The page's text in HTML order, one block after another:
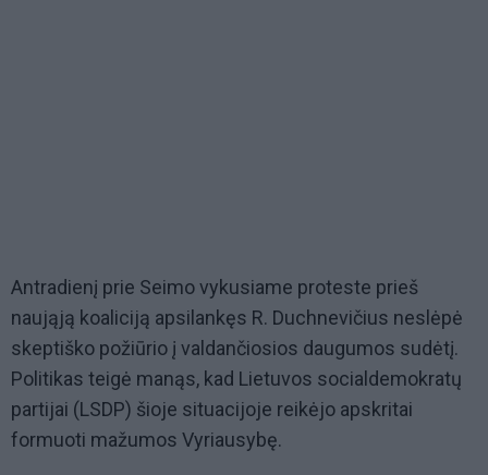
Antradienį prie Seimo vykusiame proteste prieš
naująją koaliciją apsilankęs R. Duchnevičius neslėpė
skeptiško požiūrio į valdančiosios daugumos sudėtį.
Politikas teigė manąs, kad Lietuvos socialdemokratų
partijai (LSDP) šioje situacijoje reikėjo apskritai
formuoti mažumos Vyriausybę.